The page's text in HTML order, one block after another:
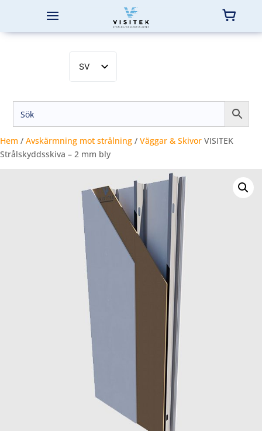
SV
EN
DA
Hem / Avskärmning mot strålning / Väggar & Skivor VISITEK
Strålskyddsskiva – 2 mm bly